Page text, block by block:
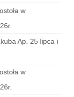
w
Ap. 25 lipca i
w